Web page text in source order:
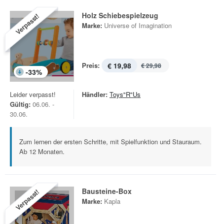
Verpasst!
-33%
Holz Schiebespielzeug
Marke: Universe of Imagination
Preis: € 19,98 € 29,98
Leider verpasst!
Gültig: 06.06. -
30.06.
Händler: Toys"R"Us
Zum lernen der ersten Schritte, mit Spielfunktion und Stauraum.
Ab 12 Monaten.
Verpasst! Bausteine-Box
Marke: Kapla